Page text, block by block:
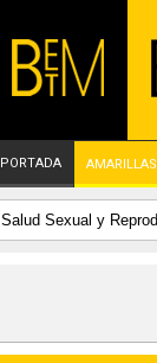
PORTADA AMARILLAS